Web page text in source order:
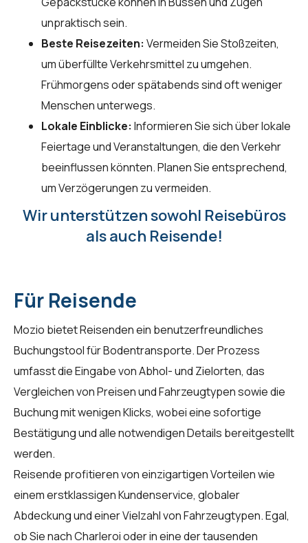
unpraktisch sein.
Beste Reisezeiten: Vermeiden Sie Stoßzeiten,
um überfüllte Verkehrsmittel zu umgehen.
Frühmorgens oder spätabends sind oft weniger
Menschen unterwegs.
Lokale Einblicke: Informieren Sie sich über lokale
Feiertage und Veranstaltungen, die den Verkehr
beeinflussen könnten. Planen Sie entsprechend,
um Verzögerungen zu vermeiden.
Wir unterstützen sowohl Reisebüros
als auch Reisende!
Für Reisende
Mozio bietet Reisenden ein benutzerfreundliches
Buchungstool für Bodentransporte. Der Prozess
umfasst die Eingabe von Abhol- und Zielorten, das
Vergleichen von Preisen und Fahrzeugtypen sowie die
Buchung mit wenigen Klicks, wobei eine sofortige
Bestätigung und alle notwendigen Details bereitgestellt
werden.
Reisende profitieren von einzigartigen Vorteilen wie
einem erstklassigen Kundenservice, globaler
Abdeckung und einer Vielzahl von Fahrzeugtypen. Egal,
ob Sie nach Charleroi oder in eine der tausenden